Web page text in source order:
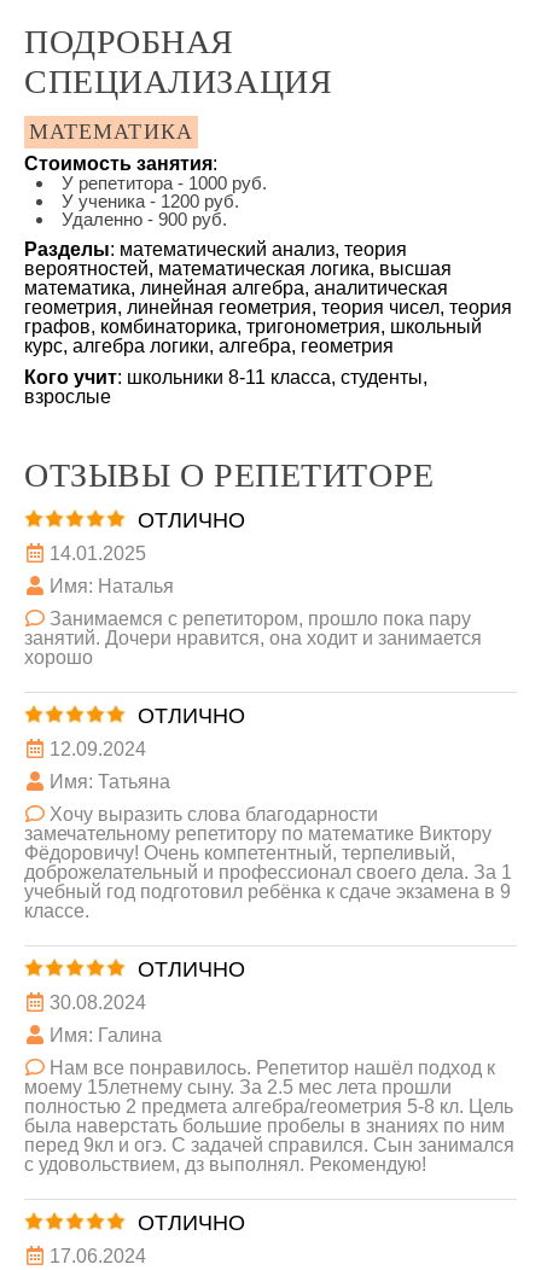
ПОДРОБНАЯ
СПЕЦИАЛИЗАЦИЯ
МАТЕМАТИКА
Стоимость занятия:
У репетитора - 1000 руб.
У ученика - 1200 руб.
Удаленно - 900 руб.
Разделы: математический анализ, теория
вероятностей, математическая логика, высшая
математика, линейная алгебра, аналитическая
геометрия, линейная геометрия, теория чисел, теория
графов, комбинаторика, тригонометрия, школьный
курс, алгебра логики, алгебра, геометрия
Кого учит: школьники 8-11 класса, студенты,
взрослые
ОТЗЫВЫ О РЕПЕТИТОРЕ
ОТЛИЧНО
14.01.2025
Имя: Наталья
Занимаемся с репетитором, прошло пока пару
занятий. Дочери нравится, она ходит и занимается
хорошо
ОТЛИЧНО
12.09.2024
Имя: Татьяна
Хочу выразить слова благодарности
замечательному репетитору по математике Виктору
Фёдоровичу! Очень компетентный, терпеливый,
доброжелательный и профессионал своего дела. За 1
учебный год подготовил ребёнка к сдаче экзамена в 9
классе.
ОТЛИЧНО
30.08.2024
Имя: Галина
Нам все понравилось. Репетитор нашёл подход к
моему 15летнему сыну. За 2.5 мес лета прошли
полностью 2 предмета алгебра/геометрия 5-8 кл. Цель
была наверстать большие пробелы в знаниях по ним
перед 9кл и огэ. С задачей справился. Сын занимался
с удовольствием, дз выполнял. Рекомендую!
ОТЛИЧНО
17.06.2024